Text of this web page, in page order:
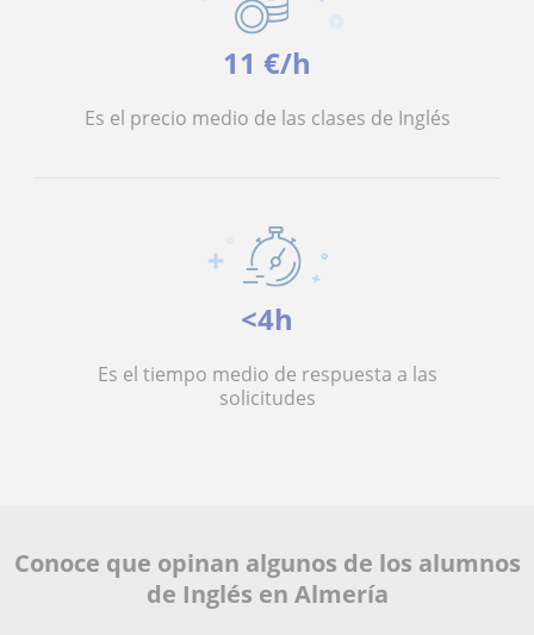
11 €/h
Es el precio medio de las clases de Inglés
<4h
Es el tiempo medio de respuesta a las
solicitudes
Conoce que opinan algunos de los alumnos
de Inglés en Almería